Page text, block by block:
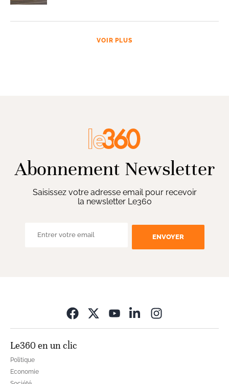
VOIR PLUS
Abonnement Newsletter
Saisissez votre adresse email pour recevoir
la newsletter Le360
ENVOYER
Le360 en un clic
Politique
Economie